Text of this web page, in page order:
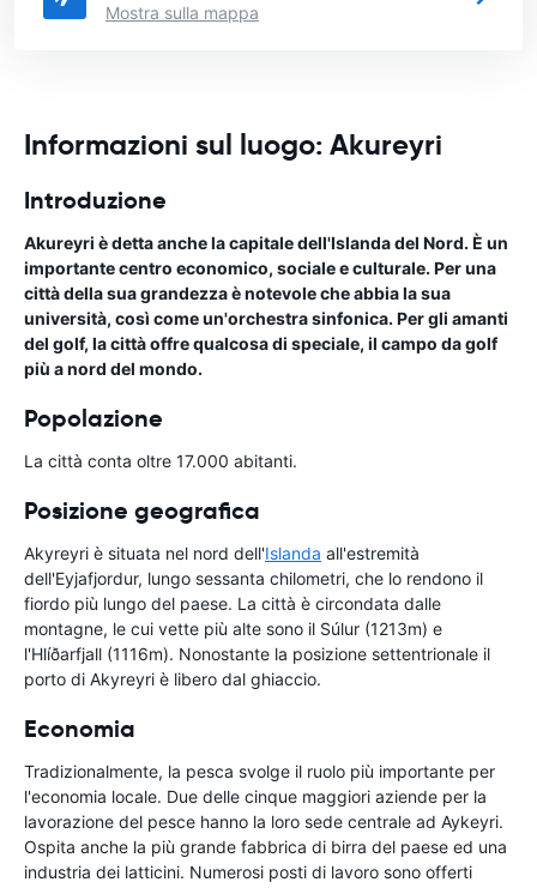
Mostra sulla mappa
Informazioni sul luogo: Akureyri
Introduzione
Akureyri è detta anche la capitale dell'Islanda del Nord. È un
importante centro economico, sociale e culturale. Per una
città della sua grandezza è notevole che abbia la sua
università, così come un'orchestra sinfonica. Per gli amanti
del golf, la città offre qualcosa di speciale, il campo da golf
più a nord del mondo.
Popolazione
La città conta oltre 17.000 abitanti.
Posizione geografica
Akyreyri è situata nel nord dell'Islanda all'estremità
dell'Eyjafjordur, lungo sessanta chilometri, che lo rendono il
fiordo più lungo del paese. La città è circondata dalle
montagne, le cui vette più alte sono il Súlur (1213m) e
l'Hlíðarfjall (1116m). Nonostante la posizione settentrionale il
porto di Akyreyri è libero dal ghiaccio.
Economia
Tradizionalmente, la pesca svolge il ruolo più importante per
l'economia locale. Due delle cinque maggiori aziende per la
lavorazione del pesce hanno la loro sede centrale ad Aykeyri.
Ospita anche la più grande fabbrica di birra del paese ed una
industria dei latticini. Numerosi posti di lavoro sono offerti